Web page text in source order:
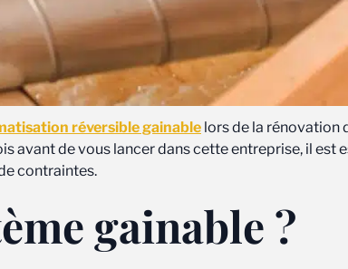
réversible gainable lors de la rénovation
de vous lancer dans cette entreprise, il est
contraintes.
gainable ?